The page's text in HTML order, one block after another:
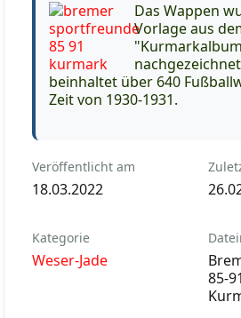
Das Wappen
Vorlage aus
beinhaltet über 640
Zeit von 1930-1931.
Veröffentlicht am
18.03.2022
Kategorie
Weser-Jade
85-